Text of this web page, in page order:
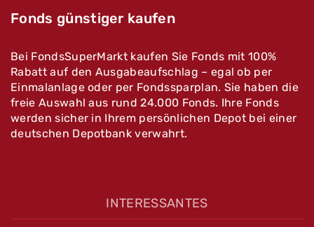
Fonds günstiger kaufen
Bei FondsSuperMarkt kaufen Sie Fonds mit 100%
Rabatt auf den Ausgabeaufschlag – egal ob per
Einmalanlage oder per Fondssparplan. Sie haben die
freie Auswahl aus rund 24.000 Fonds. Ihre Fonds
werden sicher in Ihrem persönlichen Depot bei einer
deutschen Depotbank verwahrt.
INTERESSANTES